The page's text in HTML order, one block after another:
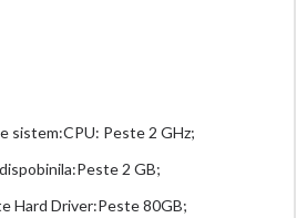
sistem:CPU: Peste 2 GHz;
2 GB;
Hard Driver:Peste 80GB;